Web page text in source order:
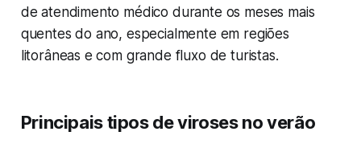
de atendimento médico durante os meses mais
quentes do ano, especialmente em regiões
litorâneas e com grande fluxo de turistas.
Principais tipos de viroses no verão